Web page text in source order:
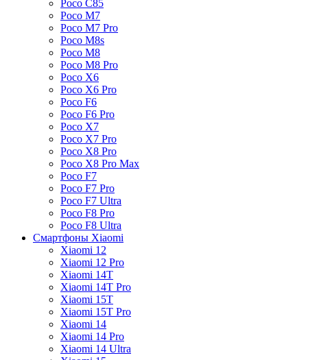
Poco C85
Poco M7
Poco M7 Pro
Poco M8s
Poco M8
Poco M8 Pro
Poco X6
Poco X6 Pro
Poco F6
Poco F6 Pro
Poco X7
Poco X7 Pro
Poco X8 Pro
Poco X8 Pro Max
Poco F7
Poco F7 Pro
Poco F7 Ultra
Poco F8 Pro
Poco F8 Ultra
Смартфоны Xiaomi
Xiaomi 12
Xiaomi 12 Pro
Xiaomi 14T
Xiaomi 14T Pro
Xiaomi 15T
Xiaomi 15T Pro
Xiaomi 14
Xiaomi 14 Pro
Xiaomi 14 Ultra